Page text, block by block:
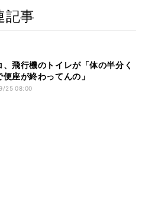
記事
、飛行機のトイレが「体の半分く
便座が終わってんの」
25 08:00